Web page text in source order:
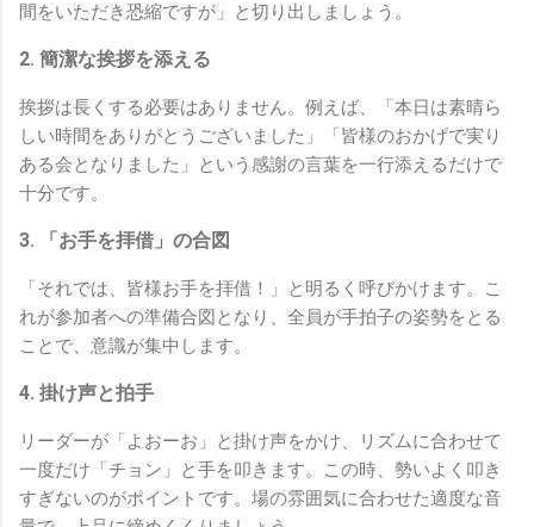
間をいただき恐縮ですが」と切り出しましょう。
2. 簡潔な挨拶を添える
挨拶は長くする必要はありません。例えば、「本日は素晴ら
しい時間をありがとうございました」「皆様のおかげで実り
ある会となりました」という感謝の言葉を一行添えるだけで
十分です。
3. 「お手を拝借」の合図
「それでは、皆様お手を拝借！」と明るく呼びかけます。こ
れが参加者への準備合図となり、全員が手拍子の姿勢をとる
ことで、意識が集中します。
4. 掛け声と拍手
リーダーが「よおーお」と掛け声をかけ、リズムに合わせて
一度だけ「チョン」と手を叩きます。この時、勢いよく叩き
すぎないのがポイントです。場の雰囲気に合わせた適度な音